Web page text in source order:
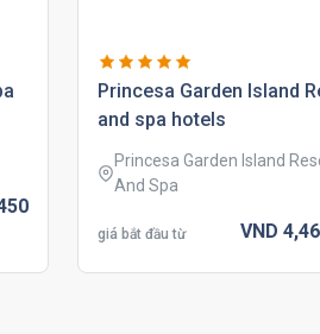
princesa garden island
and spa hotels
Princesa Garden Island
And Spa
giá bắt đầu từ VND